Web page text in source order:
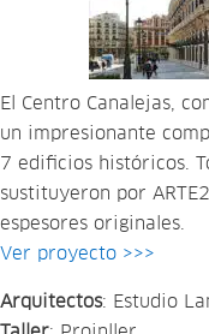
El Centro Canalejas,
un impresionante
7 edificios históricos.
sustituyeron por
espesores originales.
Ver proyecto >>>
Arquitectos: Estudio